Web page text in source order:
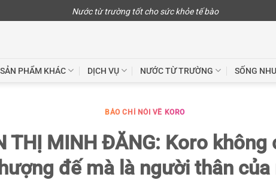
Nước từ trường tốt cho sức khỏe tế bào
SẢN PHẨM KHÁC DỊCH VỤ NƯỚC TỪ TRƯỜNG SỐNG
BÁO CHÍ NÓI VỀ KORO
THỊ MINH ĐĂNG: Koro
đế mà là người thân